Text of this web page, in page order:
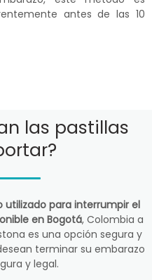
antes de las 10
las pastillas
para interrumpir el
en Bogotá, Colombia a
es una opción segura y
terminar su embarazo
y legal.